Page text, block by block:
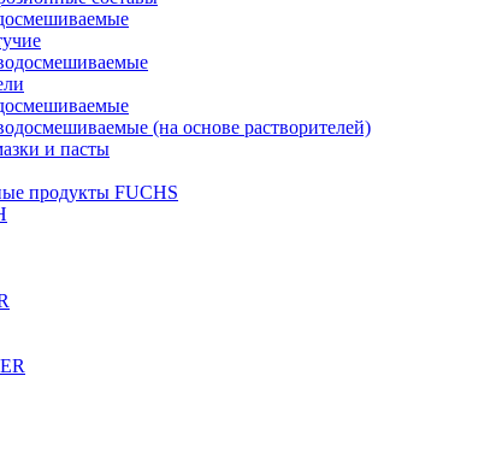
(на основе растворителей)
и пасты
продукты FUCHS